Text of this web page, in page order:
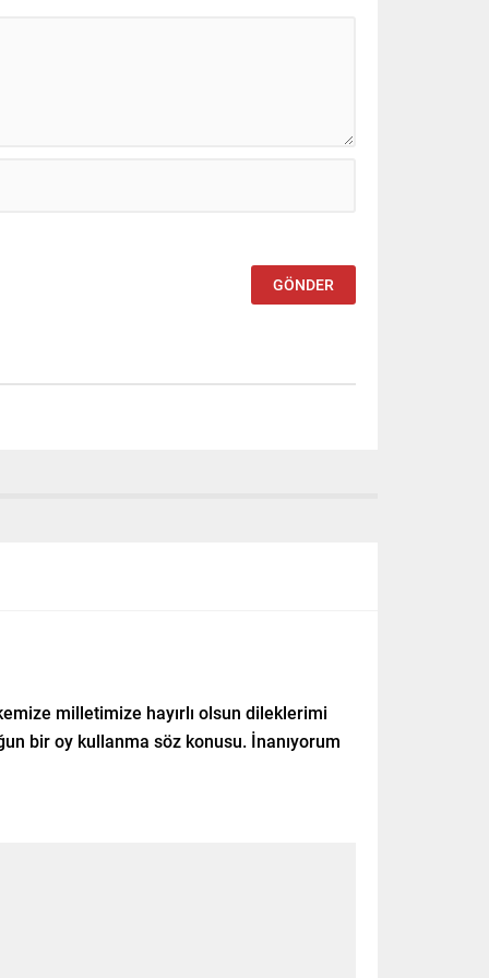
milletimize hayırlı olsun dileklerimi
bir oy kullanma söz konusu. İnanıyorum